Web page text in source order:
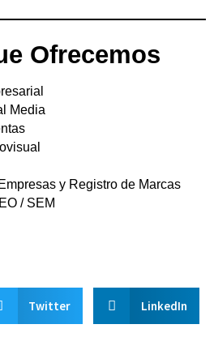
Ofrecemos
Media
y Registro de Marcas
/ SEM
Twitter LinkedIn